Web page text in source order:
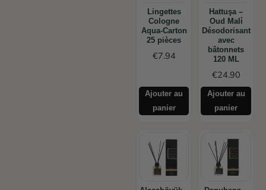
Lingettes
Cologne
Aqua-Carton
25 pièces
€7.94
Ajouter au
panier
Hattuşa –
Oud Mali̇
Désodorisant
avec
bâtonnets
120 ML
€24.90
Ajouter au
panier